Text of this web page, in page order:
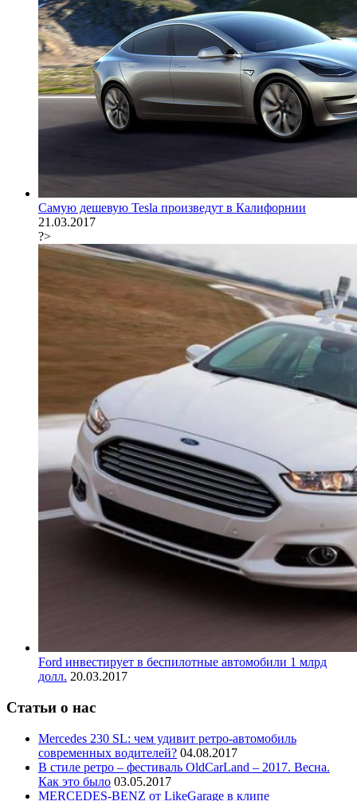
Самую дешевую Tesla произведут в Калифорнии
21.03.2017
?>
Ford инвестирует в беспилотные автомобили 1 млрд
долл. 20.03.2017
Статьи о нас
Mercedes 230 SL: чем удивит ретро-автомобиль
современных водителей? 04.08.2017
В стиле ретро – фестиваль OldCarLand – 2017. Весна.
Как это было 03.05.2017
MERCEDES-BENZ от LikeGarage в клипе